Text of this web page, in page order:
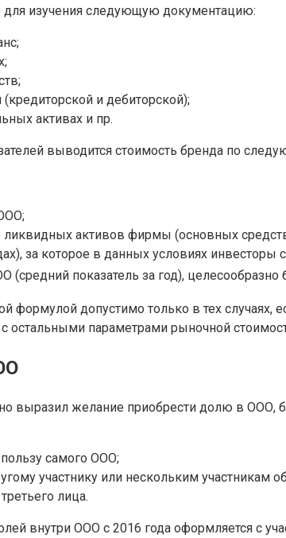
для изучения следующую документацию:
и дебиторской);
активах и пр.
выводится стоимость бренда по
ликвидных активов фирмы (основных
за которое в данных условиях инвесторы
(средний показатель за год),
формулой допустимо только в тех
с остальными параметрами рыночной
выразил желание приобрести долю в
самого ООО;
участнику или нескольким участникам
лица.
внутри ООО с 2016 года оформляется с